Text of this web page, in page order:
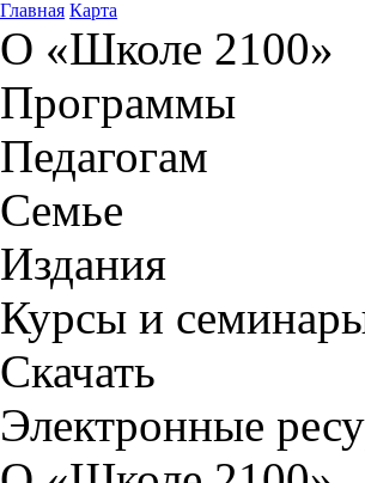
Главная Карта
О «Школе 2100»
Программы
Педагогам
Семье
Издания
Курсы и
Скачать
Электронные